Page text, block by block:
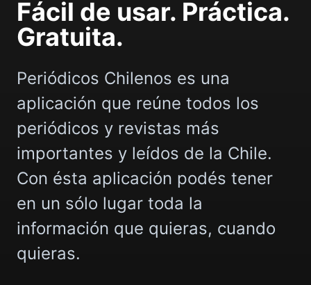
Fácil de usar. Práctica.
Gratuita.
Periódicos Chilenos es una
aplicación que reúne todos los
periódicos y revistas más
importantes y leídos de la Chile.
Con ésta aplicación podés tener
en un sólo lugar toda la
información que quieras, cuando
quieras.